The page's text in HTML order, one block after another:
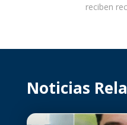
reciben
Noticias